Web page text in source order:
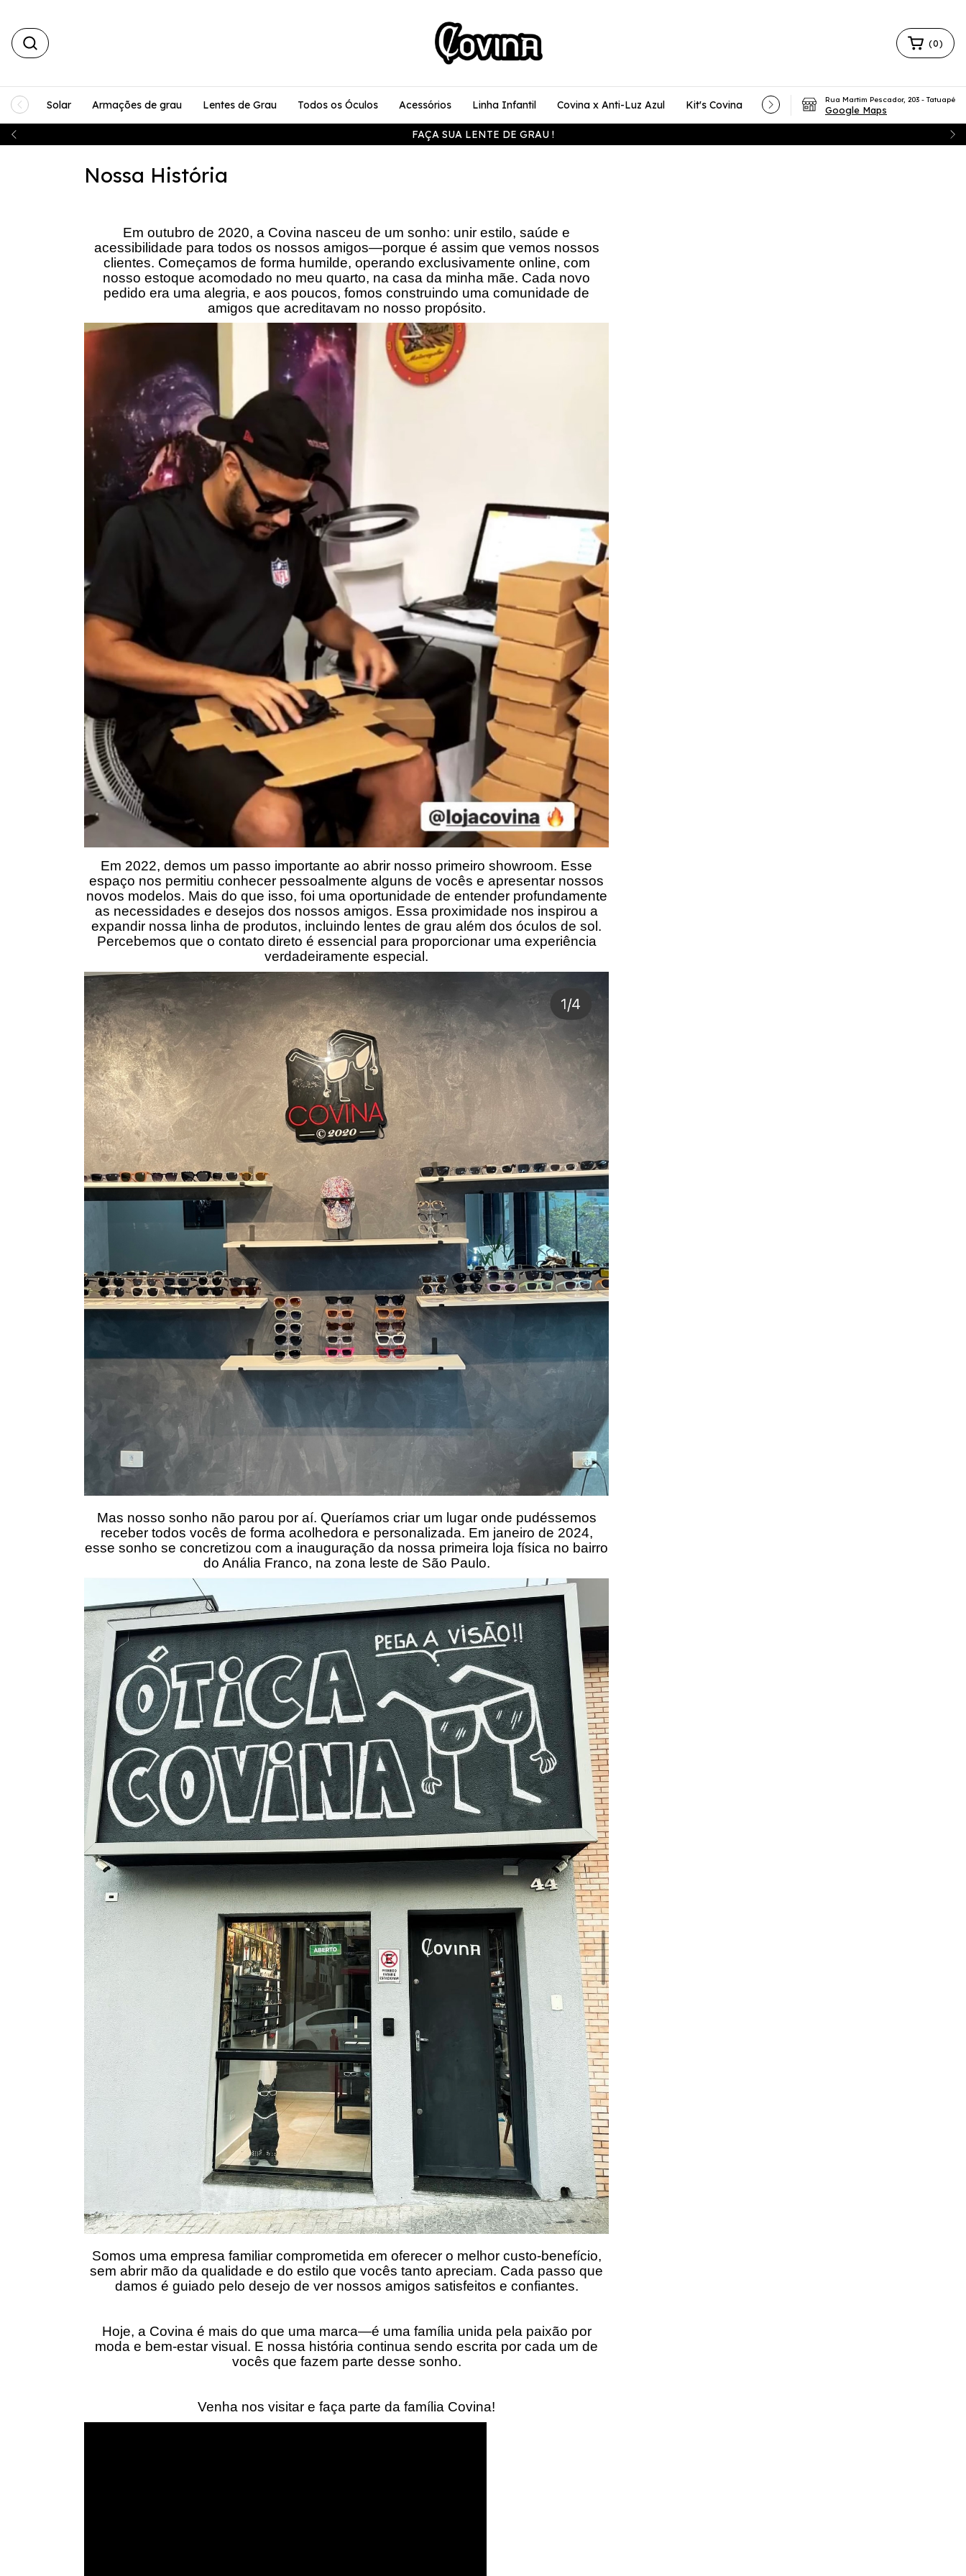
FAÇA SUA LENTE DE GRAU !
(0)
Solar Armações de grau Lentes de Grau Todos os Óculos Acessórios Linha Infantil Covina x Anti-Luz Azul Kit's Covina Nossa História Private Label Blog
Rua Martim Pescador, 203 - Tatuapé
Google Maps
Nossa História
Em outubro de 2020, a Covina nasceu de um sonho: unir estilo, saúde e
acessibilidade para todos os nossos amigos—porque é assim que vemos nossos
clientes. Começamos de forma humilde, operando exclusivamente online, com
nosso estoque acomodado no meu quarto, na casa da minha mãe. Cada novo
pedido era uma alegria, e aos poucos, fomos construindo uma comunidade de
amigos que acreditavam no nosso propósito.
Em 2022, demos um passo importante ao abrir nosso primeiro showroom. Esse
espaço nos permitiu conhecer pessoalmente alguns de vocês e apresentar nossos
novos modelos. Mais do que isso, foi uma oportunidade de entender profundamente
as necessidades e desejos dos nossos amigos. Essa proximidade nos inspirou a
expandir nossa linha de produtos, incluindo lentes de grau além dos óculos de sol.
Percebemos que o contato direto é essencial para proporcionar uma experiência
verdadeiramente especial.
Mas nosso sonho não parou por aí. Queríamos criar um lugar onde pudéssemos
receber todos vocês de forma acolhedora e personalizada. Em janeiro de 2024,
esse sonho se concretizou com a inauguração da nossa primeira loja física no bairro
do Anália Franco, na zona leste de São Paulo.
Somos uma empresa familiar comprometida em oferecer o melhor custo-benefício,
sem abrir mão da qualidade e do estilo que vocês tanto apreciam. Cada passo que
damos é guiado pelo desejo de ver nossos amigos satisfeitos e confiantes.
Hoje, a Covina é mais do que uma marca—é uma família unida pela paixão por
moda e bem-estar visual. E nossa história continua sendo escrita por cada um de
vocês que fazem parte desse sonho.
Venha nos visitar e faça parte da família Covina!